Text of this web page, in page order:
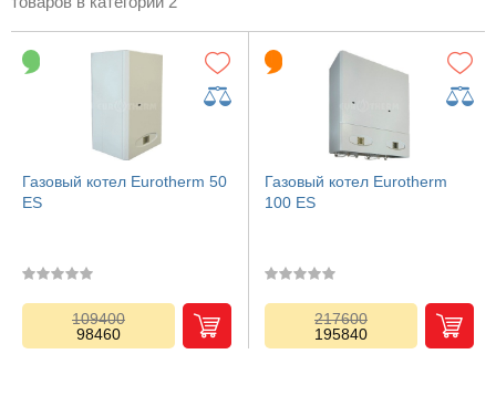
Газовый котел Eurotherm 50
ES
109400
98460
Газовый котел Eurotherm
100 ES
217600
195840